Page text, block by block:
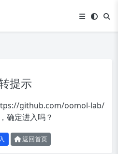
提示
github.com/oomol-lab/
确定进入吗？
返回首页